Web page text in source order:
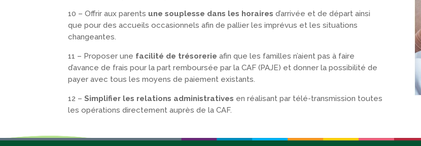
10 – Offrir aux parents une souplesse dans les horaires d’arrivée et de départ ainsi
que pour des accueils occasionnels afin de pallier les imprévus et les situations
changeantes.
11 – Proposer une facilité de trésorerie afin que les familles n’aient pas à faire
d’avance de frais pour la part remboursée par la CAF (PAJE) et donner la possibilité de
payer avec tous les moyens de paiement existants.
12 –Simplifier les relations administratives en réalisant par télé-transmission toutes
les opérations directement auprès de la CAF.